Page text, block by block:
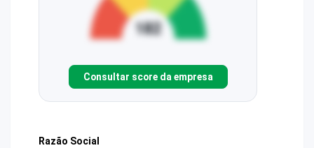
Consultar score da empresa
Razão Social